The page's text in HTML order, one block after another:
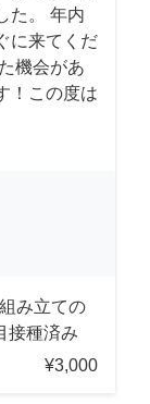
た。 年内
に来てくだ
機会があ
！この度は
み立ての
接種済み
¥3,000